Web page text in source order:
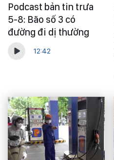
Podcast bản tin trưa
5-8: Bão số 3 có
đường đi dị thường
12:42